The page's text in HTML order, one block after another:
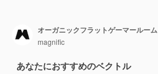
オーガニックフラットゲーマールーム
magnific
あなたにおすすめのベクトル